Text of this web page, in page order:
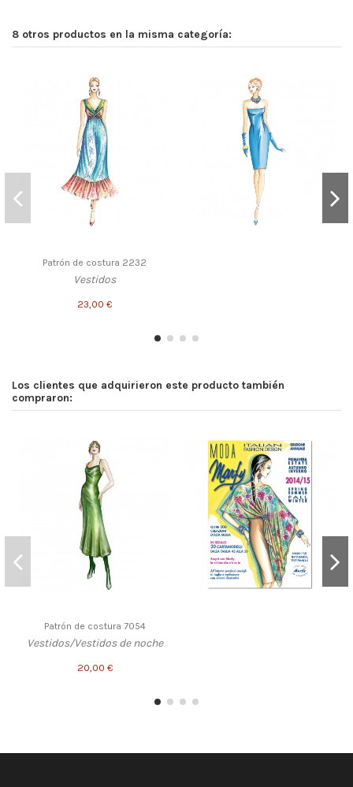
8 otros productos en la misma categoría:
Patrón de costura 2232
Vestidos
23,00 €
Los clientes que adquirieron este producto también
compraron:
Patrón de costura 7054
Vestidos/Vestidos de noche
20,00 €